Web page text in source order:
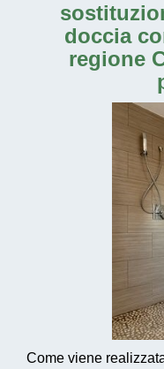
doccia
regione
Come viene